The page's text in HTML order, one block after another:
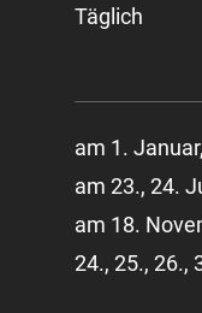
KONTAKTE
Täglich
am 1. Januar,
am 23., 24.
am 18.
24., 25., 26.,